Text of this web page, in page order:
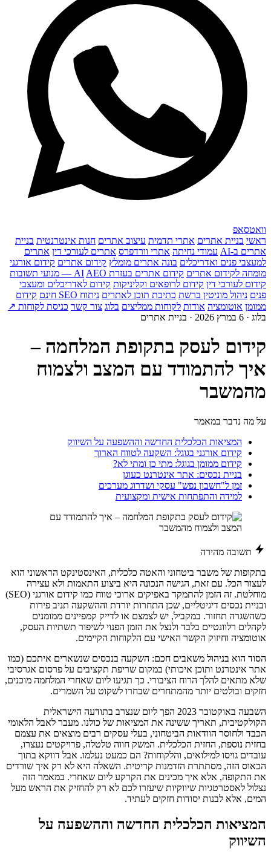
וואטסאפ
ראשי בניית אתרים אתרי תדמית עיצוב אתרים חנות אינטרנטית בניית
אתרים ב-AI
עמודי נחיתה אתרי וורדפרס אתרים לעורכי דין אתרים
למעצבי פנים ואדריכלים בונה אתרים מומלץ קידום אתרים קידום אורגני
מומחה לקידום אתרים קידום אתרים בעזרת AI AEO — מנועי תשובות
קידום לעורכי דין קידום לרופאים וקליניקות קידום לאדריכלים ומעצבי
פנים ניהול מוניטין ברשת כתיבת תוכן לאתרים ניתוח SEO חינם
קידום
ממומן אוטומציה אודות לקוחות ממליצים בלוג צור קשר כניסת לקוחות ↗
בלוג · 6 במרץ 2026 · בניית אתרים
קידום לעסק בתקופת המלחמה –
איך להתמודד עם המצב ולצמוח
מהמשבר
על מה נדבר במאמר
המציאות הכלכלית החדשה וההשפעה על השיווק
קידום אורגני בגוגל: השקעה לטווח הארוך
קידום ממומן בגוגל: מתי כן ומתי לא?
בניית נכסים: אתר אינטרנט כעוגן
זמן ל"חשבון נפש" עסקי ושדרוג מערכים
למידה והתפתחות אישית ומקצועית
תשובה מהירה
בתקופות של משבר ביטחוני והאטה כלכלית, האינסטינקט הראשוני הוא
לעצור הכל. עם זאת, הגישה הנכונה היא ביצוע התאמות ולא עצירה
מוחלטת. זה הזמן להתמקד באפיקים ארוכי טווח כמו קידום אורגני (SEO)
ובניית נכסים דיגיטליים, שכן התחרות יורדת וההשקעה תניב פירות
כשהשגרה תחזור. במקביל, יש לצמצם או לדייק קמפיינים ממומנים
לקהלים רלוונטיים בלבד ולנצל את הזמן הפנוי לשיפור תשתיות העסק,
אוטומציה וחיזוק הקשר האישי עם הלקוחות הקיימים.
הסוד הוא בניהול משאבים חכם: השקעה בנכסים שנשארים איתכם (כמו
אתר אינטרנט ותוכן איכותי) במקום שריפת תקציבים על פרסום אגרסיבי
שלא מתאים להלך הרוח הציבורי. כך תגיעו ליום שאחרי המלחמה מוכנים,
חזקים ובולטים יותר מהמתחרים שבחרו לשקוט על השמרים.
השבעה באוקטובר 2023 הפך ליום שנצרב בתודעה הישראלית
הקולקטיבית, תאריך ששינה את המציאות של כולנו. מעבר לאבל הלאומי
הכבד ולחוסר הוודאות הביטחוני, בעלי עסקים רבים מוצאים את עצמם
בחזית נוספת, החזית הכלכלית. המשק חווה טלטלה, פרויקטים נעצרו,
עובדים גויסו למילואים, והלקוחות? הם כמעט נעלמו. אבל דווקא בתוך
הכאוס הזה, מסתתרת הזדמנות קריטית. השאלה היא לא רק איך שורדים
את התקופה, אלא איך מכינים את הקרקע ליום שאחרי. במאמר הזה
נצלול לאסטרטגיות שיווקיות שיעזרו לכם לא רק להחזיק את הראש מעל
המים, אלא לבנות יסודות חזקים לעתיד.
המציאות הכלכלית החדשה וההשפעה על
השיווק